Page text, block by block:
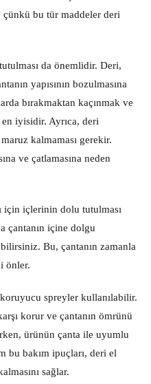
çünkü bu tür maddeler deri
da önemlidir. Deri,
yapısının bozulmasına
bırakmaktan kaçınmak ve
iyisidir. Ayrıca, deri
maruz kalmaması gerekir.
ve çatlamasına neden
için içlerinin dolu tutulması
çantanın içine dolgu
Bu, çantanın zamanla
önler.
spreyler kullanılabilir.
korur ve çantanın ömrünü
ürünün çanta ile uyumlu
bu bakım ipuçları, deri el
sağlar.